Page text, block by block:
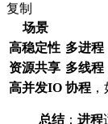
复制
场景
高稳定性 多进程
资源共享 多线程
高并发IO 协程
总结： 进程